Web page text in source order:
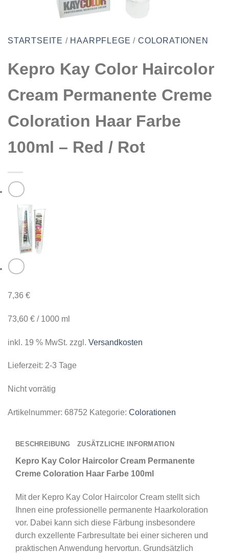
STARTSEITE / HAARPFLEGE / COLORATIONEN
Kepro Kay Color Haircolor
Cream Permanente Creme
Coloration Haar Farbe
100ml – Red / Rot
7,36 €
73,60 € / 1000 ml
inkl. 19 % MwSt. zzgl. Versandkosten
Lieferzeit: 2-3 Tage
Nicht vorrätig
Artikelnummer: 68752 Kategorie: Colorationen
BESCHREIBUNG ZUSÄTZLICHE INFORMATION
Kepro Kay Color Haircolor Cream Permanente
Creme Coloration Haar Farbe 100ml
Mit der Kepro Kay Color Haircolor Cream stellt sich
Ihnen eine professionelle permanente Haarkoloration
vor. Dabei kann sich diese Färbung insbesondere
durch exzellente Farbresultate bei einer sicheren und
praktischen Anwendung hervortun. Grundsätzlich